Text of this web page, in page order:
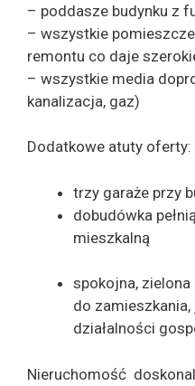
– poddasze budynku z
– wszystkie
remontu co daje
– wszystkie media
kanalizacja, gaz)
Dodatkowe atuty oferty:
trzy garaże przy
dobudówka
mieszkalną
spokojna,
do
działalności
Nieruchomość